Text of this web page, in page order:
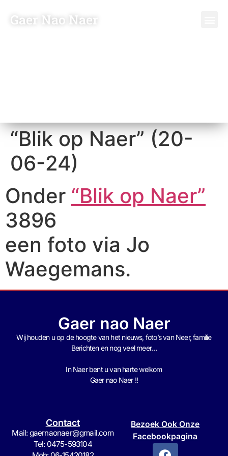
Gaer Nao Naer
“Blik op Naer” (20-
06-24)
Onder “Blik op Naer”
3896
een foto via Jo
Waegemans.
Gaer nao Naer
Wij houden u op de hoogte van het nieuws, foto’s van Neer, familie
Berichten en nog veel meer…
In Naer bent u van harte welkom
Gaer nao Naer !!
Contact
Mail: gaernaonaer@gmail.com
Tel: 0475-593104
Bezoek Ook Onze
Facebookpagina